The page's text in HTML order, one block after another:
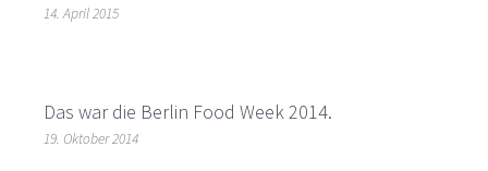
14. April 2015
Das war die Berlin Food Week 2014.
19. Oktober 2014